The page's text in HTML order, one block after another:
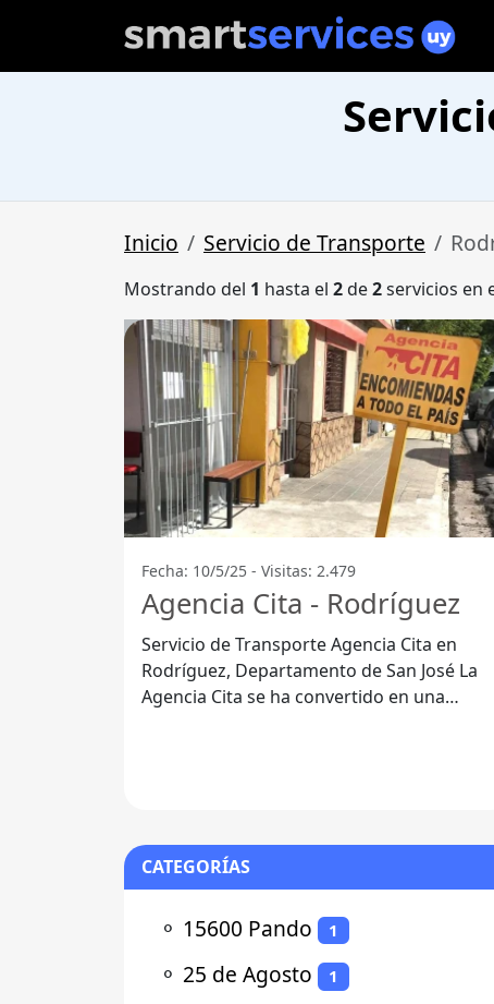
Inicio Servicio de Transporte
Mostrando del 1 hasta el 2de2servicios en
Fecha: 10/5/25 - Visitas: 2.479
Agencia Cita - Rodríguez
Servicio de Transporte Agencia Cita en
Rodríguez, Departamento de San José La
Agencia Cita se ha convertido en una
CATEGORÍAS
⚬ 15600 Pando 1
⚬ 25 de Agosto 1